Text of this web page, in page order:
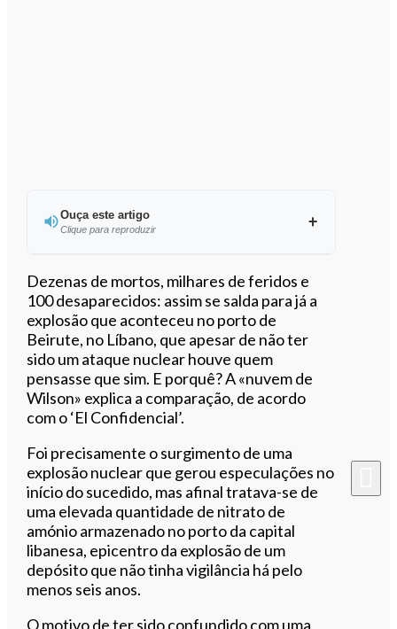
Ouça este artigo
Clique para reproduzir
Ouvir este artigo
Dezenas de mortos, milhares de feridos e
100 desaparecidos: assim se salda para já a
explosão que aconteceu no porto de
Beirute, no Líbano, que apesar de não ter
sido um ataque nuclear houve quem
pensasse que sim. E porquê? A «nuvem de
Wilson» explica a comparação, de acordo
com o ‘El Confidencial’.
Foi precisamente o surgimento de uma
explosão nuclear que gerou especulações no
início do sucedido, mas afinal tratava-se de
uma elevada quantidade de nitrato de
amónio armazenado no porto da capital
libanesa, epicentro da explosão de um
depósito que não tinha vigilância há pelo
menos seis anos.
O motivo de ter sido confundido com uma